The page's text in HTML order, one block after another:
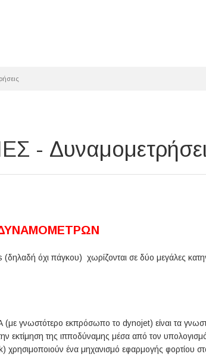
-
όχι πάγκου) χωρίζονται σε δύο μεγάλες
γνωστότερο εκπρόσωπο το dynojet) είναι τα
εκτίμηση της ιπποδύναμης μέσα από τον
ένα μηχανισμό εφαρμογής φορτίου